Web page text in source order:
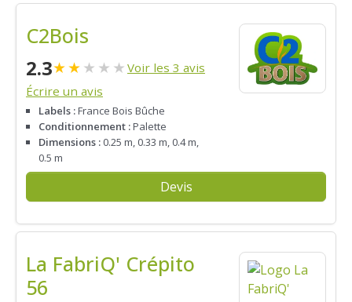
C2Bois
2.3★★★ ★ ★ Voir les 3 avis
Écrire un avis
Labels :France Bois Bûche
Conditionnement :Palette
Dimensions : 0.25 m, 0.33 m, 0.4 m,
0.5 m
Devis
La FabriQ' Crépito
56